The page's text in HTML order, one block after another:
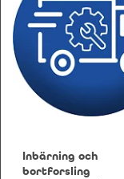
Inbärning och
bortforsling